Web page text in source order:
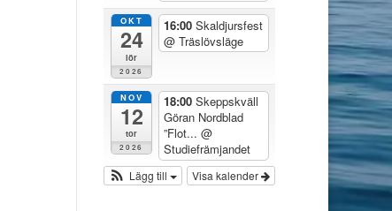
OKT
24
lör
2026
16:00Skaldjursfest
@ Träslövsläge
NOV
12
tor
2026
18:00Skeppskväll
Göran Nordblad
”Flot...@
Studiefrämjandet
Visa kalender
Lägg till